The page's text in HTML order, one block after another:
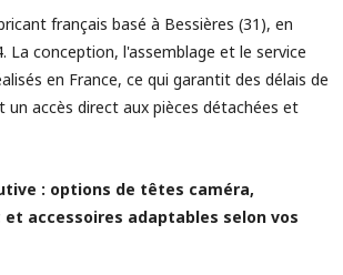
français basé à Bessières (31), en
La conception, l'assemblage et le service
en France, ce qui garantit des délais de
accès direct aux pièces détachées et
: options de têtes caméra,
et accessoires adaptables selon vos